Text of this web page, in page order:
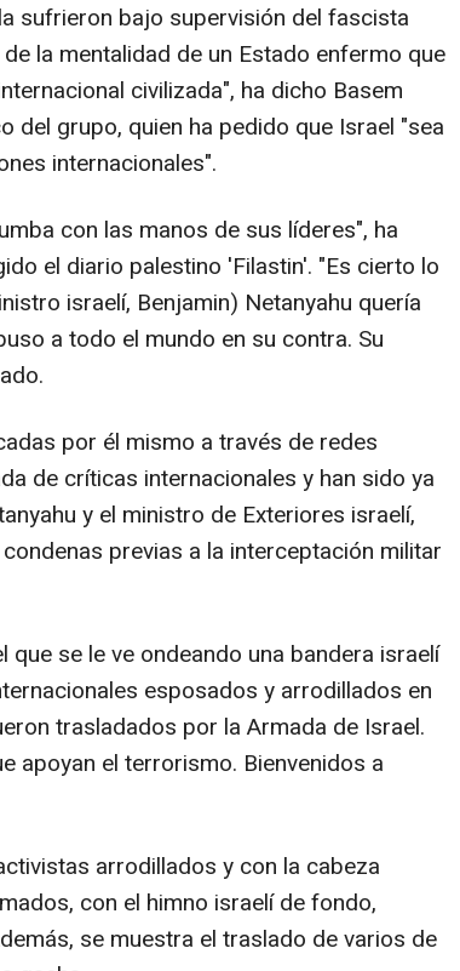
sufrieron bajo supervisión del fascista
la mentalidad de un Estado enfermo que
civilizada", ha dicho Basem
del grupo, quien ha pedido que Israel "sea
internacionales".
con las manos de sus líderes", ha
el diario palestino 'Filastin'. "Es cierto lo
israelí, Benjamin) Netanyahu quería
a todo el mundo en su contra. Su
por él mismo a través de redes
de críticas internacionales y han sido ya
y el ministro de Exteriores israelí,
previas a la interceptación militar
que se le ve ondeando una bandera israelí
esposados y arrodillados en
trasladados por la Armada de Israel.
apoyan el terrorismo. Bienvenidos a
arrodillados y con la cabeza
con el himno israelí de fondo,
se muestra el traslado de varios de